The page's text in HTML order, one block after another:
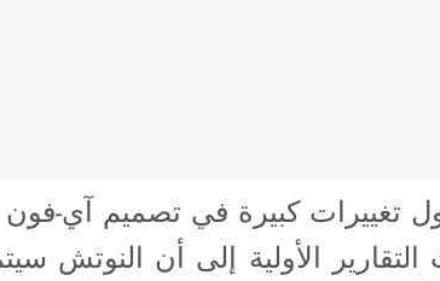
الأولية إلى أن النوتش